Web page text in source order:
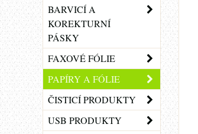
BARVICÍ A
KOREKTURNÍ
PÁSKY
FAXOVÉ FÓLIE
PAPÍRY A FÓLIE
ČISTICÍ PRODUKTY
USB PRODUKTY